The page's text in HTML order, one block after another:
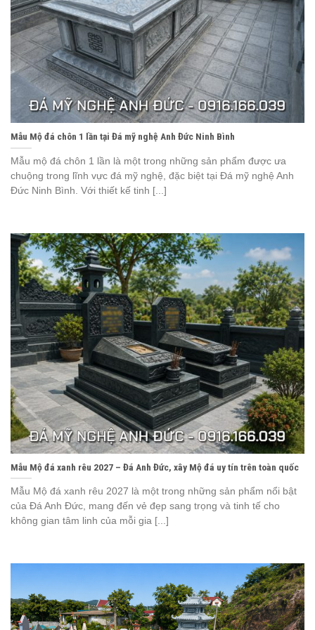
Mẫu Mộ đá chôn 1 lần tại Đá mỹ nghệ Anh Đức Ninh Bình
Mẫu mộ đá chôn 1 lần là một trong những sản phẩm được ưa
chuộng trong lĩnh vực đá mỹ nghệ, đặc biệt tại Đá mỹ nghệ Anh
Đức Ninh Bình. Với thiết kế tinh [...]
Mẫu Mộ đá xanh rêu 2027 – Đá Anh Đức, xây Mộ đá uy tín trên toàn quốc
Mẫu Mộ đá xanh rêu 2027 là một trong những sản phẩm nổi bật
của Đá Anh Đức, mang đến vẻ đẹp sang trọng và tinh tế cho
không gian tâm linh của mỗi gia [...]